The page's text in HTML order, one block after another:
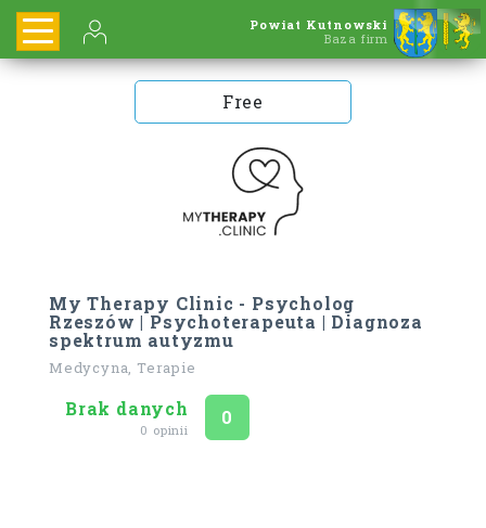
Powiat Kutnowski
Baza firm
Free
My Therapy Clinic - Psycholog
Rzeszów | Psychoterapeuta | Diagnoza
spektrum autyzmu
Medycyna, Terapie
Brak danych
0 opinii
Ocena
0